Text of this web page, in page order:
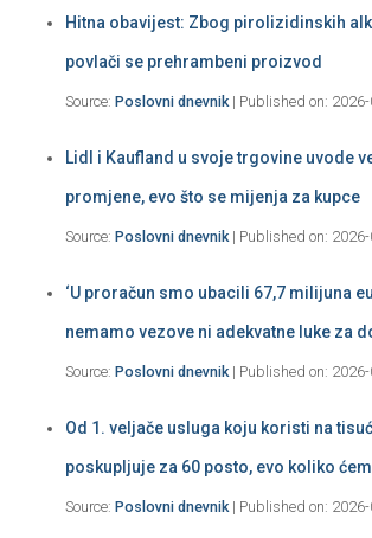
Hitna obavijest: Zbog pirolizidinskih
povlači se prehrambeni proizvod
Source: Poslovni dnevnik Published on:
Lidl i Kaufland u svoje trgovine uvode
promjene, evo što se mijenja za kupce
Source: Poslovni dnevnik Published on:
‘U proračun smo ubacili 67,7 milijuna
nemamo vezove ni adekvatne luke za
Source: Poslovni dnevnik Published on:
Od 1. veljače usluga koju koristi na
poskupljuje za 60 posto, evo koliko
Source: Poslovni dnevnik Published on: